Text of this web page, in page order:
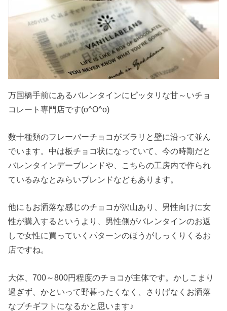
万国橋手前にあるバレンタインにピッタリな甘～いチョ
コレート専門店です(o^O^o)
数十種類のフレーバーチョコがズラリと壁に沿って並ん
でいます。中は板チョコ状になっていて、今の時期だと
バレンタインデーブレンドや、こちらの工房内で作られ
ているみなとみらいブレンドなどもあります。
他にもお洒落な感じのチョコが沢山あり、男性向けに女
性が購入するというより、男性側がバレンタインのお返
しで女性に買っていくパターンのほうがしっくりくるお
店ですね。
大体、700～800円程度のチョコが主体です。かしこまり
過ぎず、かといって野暮ったくなく、さりげなくお洒落
なプチギフトになるかと思います♪